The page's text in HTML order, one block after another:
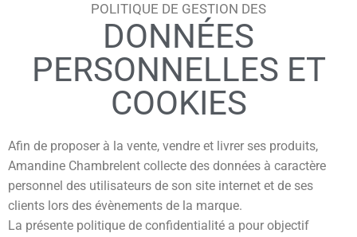
POLITIQUE DE GESTION DES
DONNÉES
PERSONNELLES ET
COOKIES
Afin de proposer à la vente, vendre et livrer ses produits,
Amandine Chambrelent collecte des données à caractère
personnel des utilisateurs de son site internet et de ses
clients lors des évènements de la marque.
La présente politique de confidentialité a pour objectif